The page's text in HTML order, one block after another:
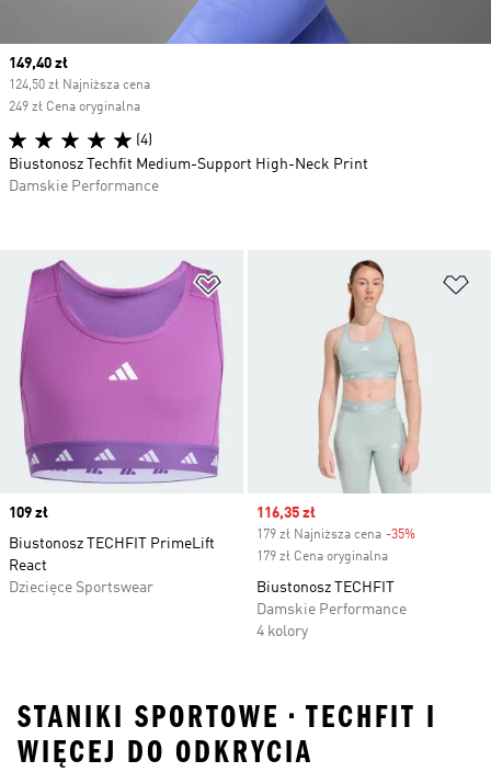
Dodaj do listy życzeń
Price
109 zł
Biustonosz TECHFIT PrimeLift
React
Dziecięce Sportswear
Sale price
116,35 zł
179 zł Najniższa cena -35%
179 zł Cena oryginalna
Biustonosz TECHFIT
Damskie Performance
4 kolory
Current price
149,40 zł
124,50 zł Najniższa cena
249 zł Cena oryginalna
(4)
Biustonosz Techfit Medium-Support High-Neck Print
Damskie Performance
STANIKI SPORTOWE • TECHFIT I
WIĘCEJ DO ODKRYCIA